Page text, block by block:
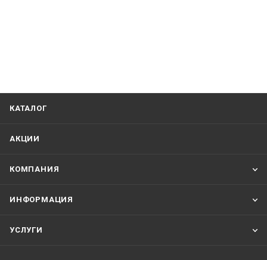
КАТАЛОГ
АКЦИИ
КОМПАНИЯ
ИНФОРМАЦИЯ
УСЛУГИ